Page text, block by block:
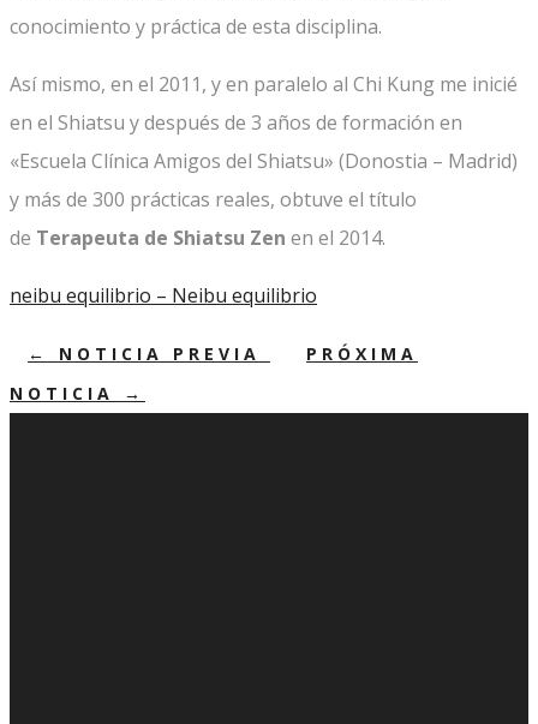
conocimiento y práctica de esta disciplina.
Así mismo, en el 2011, y en paralelo al Chi Kung me inicié
en el Shiatsu y después de 3 años de formación en
«Escuela Clínica Amigos del Shiatsu» (Donostia – Madrid)
y más de 300 prácticas reales, obtuve el título
de Terapeuta de Shiatsu Zen en el 2014.
neibu equilibrio – Neibu equilibrio
← NOTICIA PREVIA
PRÓXIMA
NOTICIA
→